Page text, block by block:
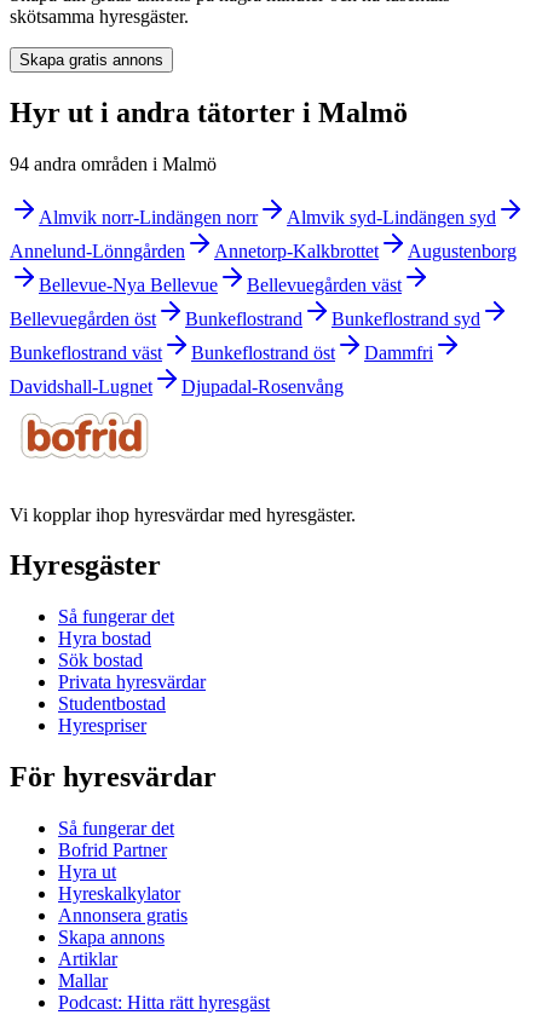
skötsamma hyresgäster.
Skapa gratis annons
Hyr ut i andra tätorter i Malmö
94 andra områden i Malmö
Almvik norr-Lindängen norr
Almvik syd-Lindängen syd
Annelund-Lönngården
Annetorp-Kalkbrottet
Augustenborg
Bellevue-Nya Bellevue
Bellevuegården väst
Bellevuegården öst
Bunkeflostrand
Bunkeflostrand syd
Bunkeflostrand väst
Bunkeflostrand öst
Dammfri
Davidshall-Lugnet
Djupadal-Rosenvång
Vi kopplar ihop hyresvärdar med hyresgäster.
Hyresgäster
Så fungerar det
Hyra bostad
Sök bostad
Privata hyresvärdar
Studentbostad
Hyrespriser
För hyresvärdar
Så fungerar det
Bofrid Partner
Hyra ut
Hyreskalkylator
Annonsera gratis
Skapa annons
Artiklar
Mallar
Podcast: Hitta rätt hyresgäst